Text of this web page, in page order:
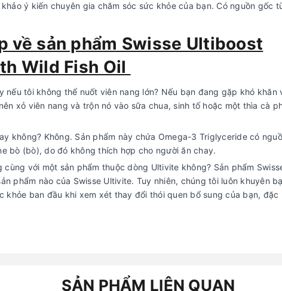
ý kiến ​​chuyên gia chăm sóc sức khỏe của bạn. Có nguồn gốc
về sản phẩm Swisse Ultiboost
Wild Fish Oil
nếu tôi không thể nuốt viên nang lớn? Nếu bạn đang gặp khó khăn
xỏ viên nang và trộn nó vào sữa chua, sinh tố hoặc một thìa cà
không? Không. Sản phẩm này chứa Omega-3 Triglyceride có
bò (bò), do đó không thích hợp cho người ăn chay.
với một sản phẩm thuộc dòng Ultivite không? Sản phẩm
phẩm nào của Swisse Ultivite. Tuy nhiên, chúng tôi luôn khuyên
khỏe ban đầu khi xem xét thay đổi thói quen bổ sung của bạn, đặc
SẢN PHẨM LIÊN QUAN